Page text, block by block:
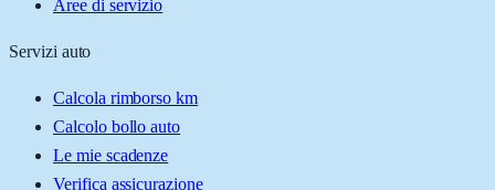
Aree di servizio
Servizi auto
Calcola rimborso km
Calcolo bollo auto
Le mie scadenze
Verifica assicurazione